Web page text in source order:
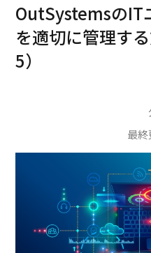
OutSystemsのIT
を適切に管理す
5）
最終